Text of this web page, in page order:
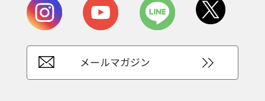
メールマガジン